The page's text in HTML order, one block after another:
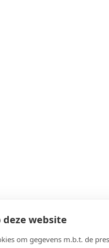
deze website
om gegevens m.b.t. de